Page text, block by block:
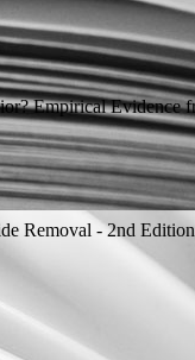
Empirical Evidence
Removal - 2nd Edition